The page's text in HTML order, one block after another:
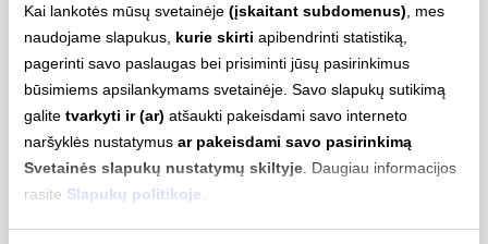
Kai lankotės mūsų svetainėje(įskaitant subdomenus) , mes
naudojame slapukus, kurie skirti apibendrinti statistiką,
pagerinti savo paslaugas bei prisiminti jūsų pasirinkimus
būsimiems apsilankymams svetainėje. Savo slapukų sutikimą
galitetvarkyti ir (ar) atšaukti pakeisdami savo interneto
naršyklės nustatymusar pakeisdami savo pasirinkimą
Svetainės slapukų nustatymų skiltyje . Daugiau informacijos
rasite Slapukų politikoje
Pasibaigus pasiūlymo laikui, kad ir kiek paslaugų
apmokėtumėte vienu mokėjimu, už visą įmokų
krepšelį mokėsite ne daugiau nei 0,9 Eur.
Pridėti paslaugą savitarnoje